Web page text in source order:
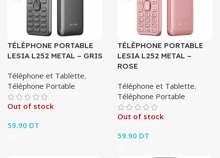
TÉLÉPHONE PORTABLE
LESIA L252 METAL – GRIS
Téléphone et Tablette,
Téléphone Portable
Out of stock
59.90 DT
TÉLÉPHONE PORTABLE
LESIA L252 METAL –
ROSE
Téléphone et Tablette,
Téléphone Portable
Out of stock
59.90 DT